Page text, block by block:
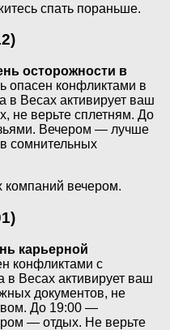
спать пораньше.
осторожности в
опасен конфликтами в
в Весах активирует ваш
не верьте сплетням. До
Вечером — лучше
сомнительных
компаний вечером.
карьерной
конфликтами с
в Весах активирует ваш
документов, не
До 19:00 —
— отдых. Не верьте